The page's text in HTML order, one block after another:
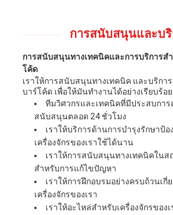
การสนับสนุนและบริ
การสนับสนุนทางเทคนิคและการบริการสํ
โค้ด
เราให้การสนับสนุนทางเทคนิค และบริกา
บาร์โค้ด เพื่อให้มันทํางานได้อย่างเรียบร้อย
ทีมวิศวกรและเทคนิคที่มีประสบการ
สนับสนุนตลอด 24 ชั่วโมง
เราให้บริการด้านการบํารุงรักษาป้อ
เครื่องจักรของเราใช้ได้นาน
เราให้การสนับสนุนทางเทคนิคในส
สําหรับการแก้ไขปัญหา
เราให้การฝึกอบรมอย่างครบถ้วนเกี่
เครื่องจักรของเรา
เราให้อะไหล่สําหรับเครื่องจักรของ